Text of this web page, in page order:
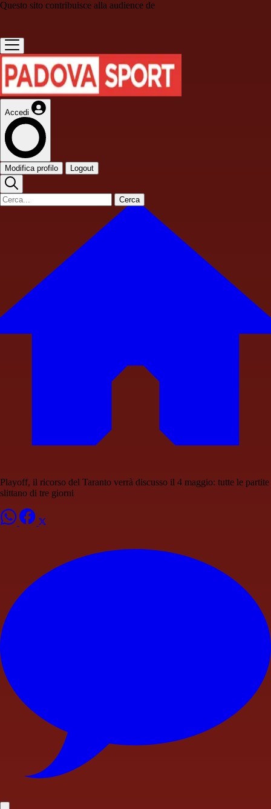
Questo sito contribuisce alla audience de
Accedi
Modifica profilo Logout
Cerca
Playoff, il ricorso del Taranto verrà discusso il 4 maggio: tutte le partite
slittano di tre giorni